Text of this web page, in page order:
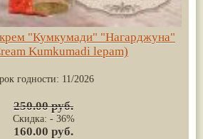
"Кумкумади" "Нагарджуна"
Kumkumadi lepam)
годности: 11/2026
250.00 руб.
Скидка: - 36%
160.00 руб.